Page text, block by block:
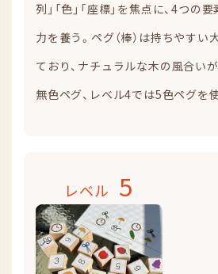
列」「色」「座標」を焦点に、4つの
力を養う。ペグ（棒）は持ちやすい
ており、ナチュラルな木の風合い
無色ペグ、レベル4では5色ペグを使
レベル 5